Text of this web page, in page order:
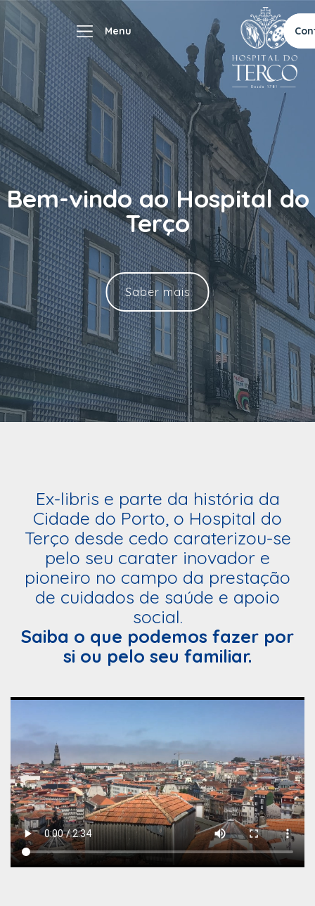
Saber mais
Bem-vindo ao Hospital do
Terço
Ex-libris e parte da história da
Cidade do Porto, o Hospital do
Terço desde cedo caraterizou-se
pelo seu carater inovador e
pioneiro no campo da prestação
de cuidados de saúde e apoio
social.
Saiba o que podemos fazer por
si ou pelo seu familiar.